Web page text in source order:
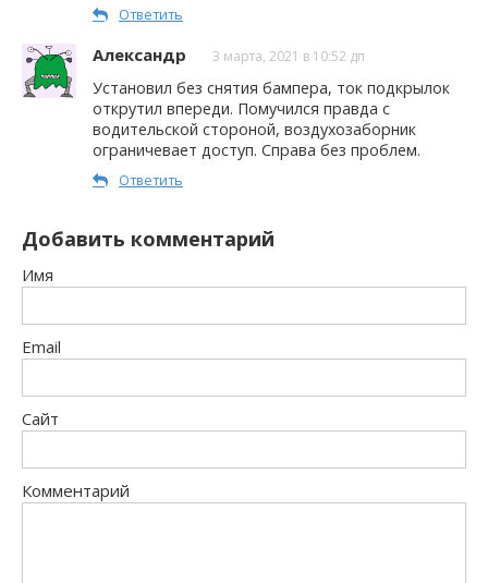
Ответить
Александр 3 марта, 2021 в 10:52 дп
Установил без снятия бампера, ток подкрылок
открутил впереди. Помучился правда с
водительской стороной, воздухозаборник
ограничевает доступ. Справа без проблем.
Ответить
Добавить комментарий
Имя
Email
Сайт
Комментарий